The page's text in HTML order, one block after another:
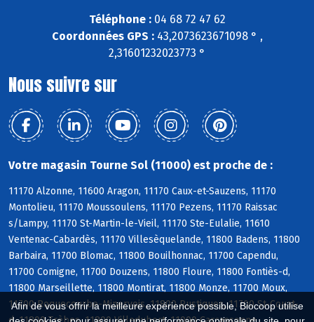
Afin de vous offrir la meilleure expérience possible, Biocoop utilise
Téléphone :04 68 72 47 62
Coordonnées GPS :43,2073623671098 ° ,
2,31601232023773 °
Nous suivre sur
Votre magasin Tourne Sol (11000) est proche de :
11170 Alzonne, 11600 Aragon, 11170 Caux-et-Sauzens, 11170
Montolieu, 11170 Moussoulens, 11170 Pezens, 11170 Raissac
s/Lampy, 11170 St-Martin-le-Vieil, 11170 Ste-Eulalie, 11610
Ventenac-Cabardès, 11170 Villesèquelande, 11800 Badens, 11800
Barbaira, 11700 Blomac, 11800 Bouilhonnac, 11700 Capendu,
11700 Comigne, 11700 Douzens, 11800 Floure, 11800 Fontiès-d,
11800 Marseillette, 11800 Montirat, 11800 Monze, 11700 Moux,
11700 Roquecourbe-Minervois, 11800 Rustiques, 11700 St-Couat-